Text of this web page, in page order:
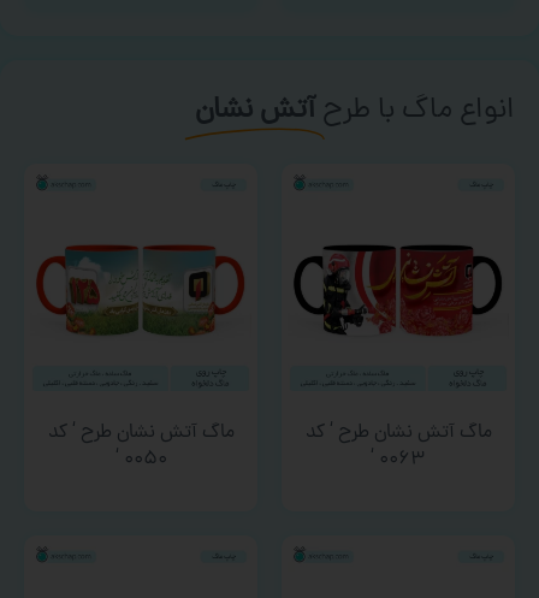
انواع ماگ با طرحآتش نشان
ماگ آتش نشان طرح ‘ کد
۰۰۶۳ ‘
ماگ آتش نشان طرح ‘ کد
۰۰۵۰ ‘